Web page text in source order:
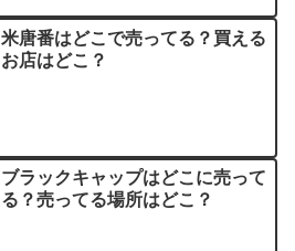
米唐番はどこで売ってる？買える
お店はどこ？
ブラックキャップはどこに売って
る？売ってる場所はどこ？